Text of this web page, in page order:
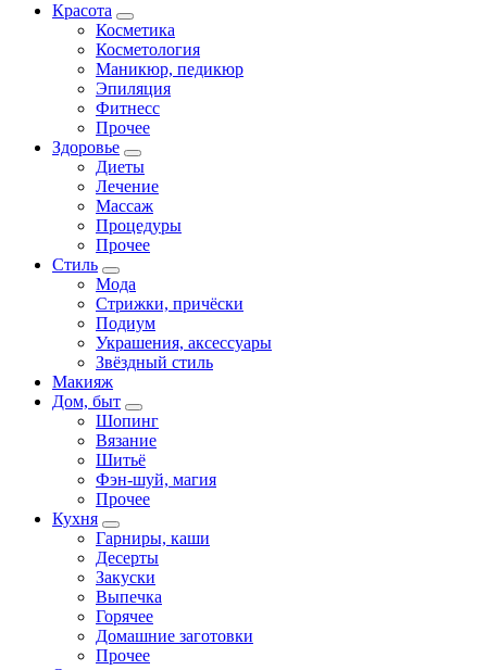
Красота
Косметика
Косметология
Маникюр, педикюр
Эпиляция
Фитнесс
Прочее
Здоровье
Диеты
Лечение
Массаж
Процедуры
Прочее
Стиль
Мода
Стрижки, причёски
Подиум
Украшения, аксессуары
Звёздный стиль
Макияж
Дом, быт
Шопинг
Вязание
Шитьё
Фэн-шуй, магия
Прочее
Кухня
Гарниры, каши
Десерты
Закуски
Выпечка
Горячее
Домашние заготовки
Прочее